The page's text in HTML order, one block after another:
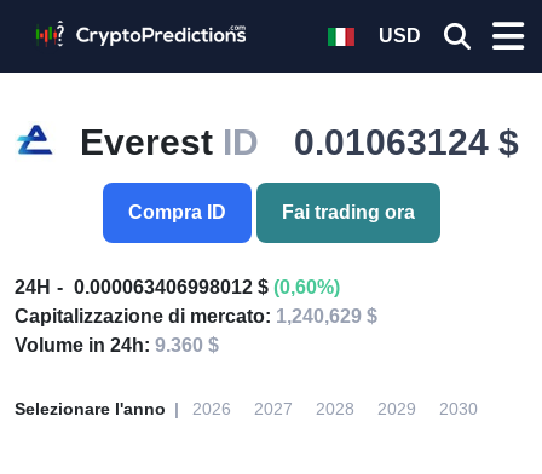
USD
Everest ID 0.01063124 $
Compra ID Fai trading ora
24H 0.000063406998012 $ (0,60%)
Capitalizzazione di mercato: 1,240,629 $
Volume in 24h: 9.360 $
Selezionare l'anno 2026 2027 2028 2029 2030